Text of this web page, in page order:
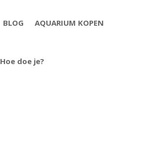
BLOG AQUARIUM KOPEN
Hoe doe je?